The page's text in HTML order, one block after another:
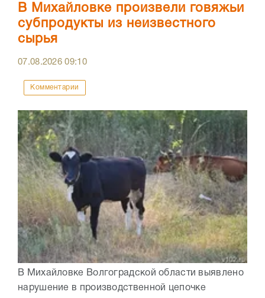
В Михайловке произвели говяжьи
субпродукты из неизвестного
сырья
07.08.202609:10
Комментарии
В Михайловке Волгоградской области выявлено
нарушение в производственной цепочке